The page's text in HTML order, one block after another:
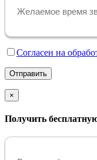
Cогласен на
Отправить
×
Получить